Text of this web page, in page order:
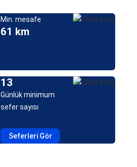
Min. mesafe
61 km
13
Günlük minimum
sefer sayısı
Seferleri Gör